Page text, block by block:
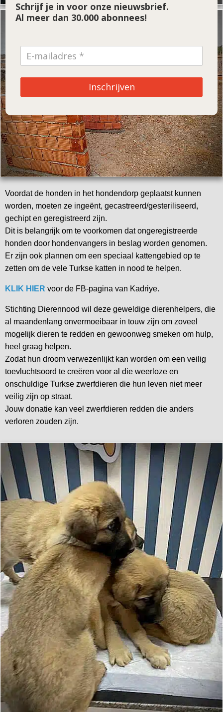
Voordat de honden in het hondendorp geplaatst kunnen
worden, moeten ze ingeënt, gecastreerd/gesteriliseerd,
gechipt en geregistreerd zijn.
Dit is belangrijk om te voorkomen dat ongeregistreerde
honden door hondenvangers in beslag worden genomen.
Er zijn ook plannen om een speciaal kattengebied op te
zetten om de vele Turkse katten in nood te helpen.
KLIK HIER voor de FB-pagina van Kadriye.
Stichting Dierennood wil deze geweldige dierenhelpers, die
al maandenlang onvermoeibaar in touw zijn om zoveel
mogelijk dieren te redden en gewoonweg smeken om hulp,
heel graag helpen.
Zodat hun droom verwezenlijkt kan worden om een veilig
toevluchtsoord te creëren voor al die weerloze en
onschuldige Turkse zwerfdieren die hun leven niet meer
veilig zijn op straat.
Jouw donatie kan veel zwerfdieren redden die anders
verloren zouden zijn.
Schrijf je in voor onze nieuwsbrief.
Al meer dan 30.000 abonnees!
Inschrijven